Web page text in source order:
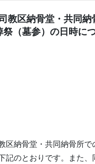
教区納骨堂・共同
祭（墓参）の日時に
区納骨堂・共同納骨所で
記のとおりです。また、